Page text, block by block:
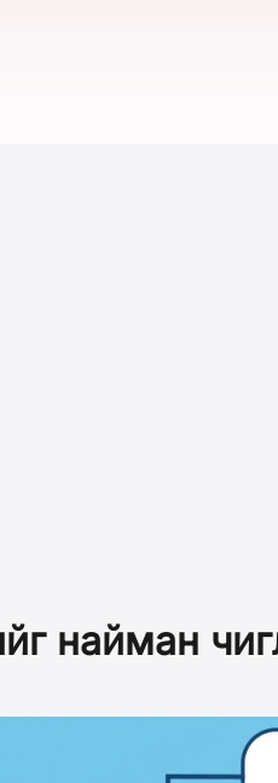
найман